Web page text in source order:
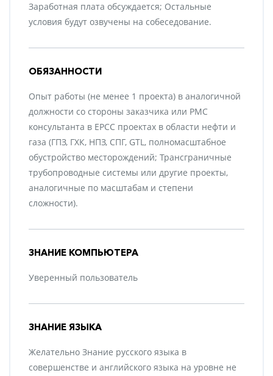
Заработная плата обсуждается; Остальные
условия будут озвучены на собеседование.
ОБЯЗАННОСТИ
Опыт работы (не менее 1 проекта) в аналогичной
должности со стороны заказчика или PMC
консультанта в EPCC проектах в области нефти и
газа (ГПЗ, ГХК, НПЗ, СПГ, GTL, полномасштабное
обустройство месторождений; Трансграничные
трубопроводные системы или другие проекты,
аналогичные по масштабам и степени
сложности).
ЗНАНИЕ КОМПЬЮТЕРА
Уверенный пользователь
ЗНАНИЕ ЯЗЫКА
Желательно Знание русского языка в
совершенстве и английского языка на уровне не